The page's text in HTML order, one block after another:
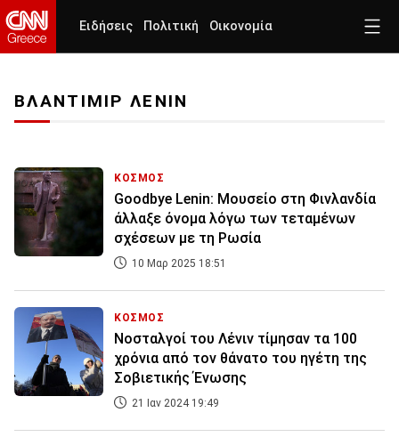
Ειδήσεις Πολιτική Οικονομία
ΒΛΑΝΤΙΜΙΡ ΛΕΝΙΝ
ΚΟΣΜΟΣ
Goodbye Lenin: Μουσείο στη Φινλανδία
άλλαξε όνομα λόγω των τεταμένων
σχέσεων με τη Ρωσία
10 Μαρ 2025 18:51
ΚΟΣΜΟΣ
Νοσταλγοί του Λένιν τίμησαν τα 100
χρόνια από τον θάνατο του ηγέτη της
Σοβιετικής Ένωσης
21 Ιαν 2024 19:49